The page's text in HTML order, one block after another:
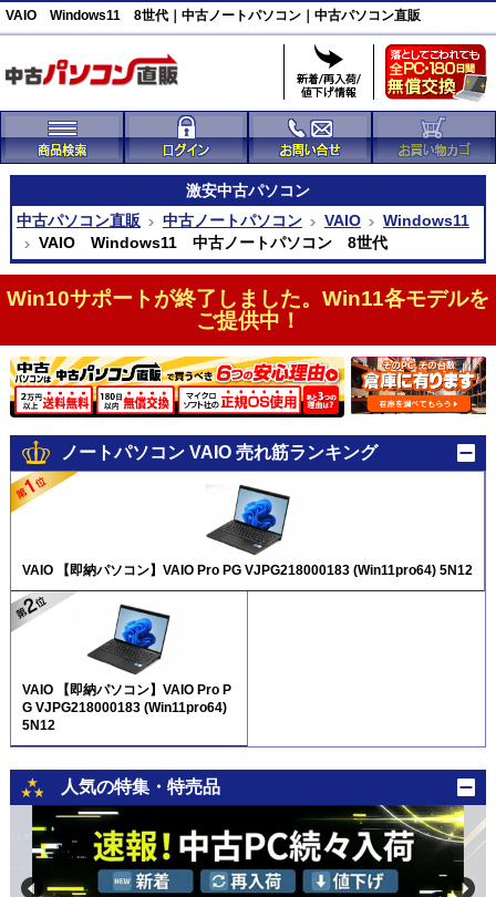
VAIO Windows11 8世代｜中古ノートパソコン｜中古パソコン直販
激安中古パソコン
中古パソコン直販
中古ノートパソコン VAIO
Windows11
VAIO Windows11 中古ノートパソコン 8世代
Win10サポートが終了しました。Win11各モデルを
ご提供中！
ノートパソコン VAIO 売れ筋ランキング
VAIO 【即納パソコン】VAIO Pro PG VJPG218000183 (Win11pro64) 5N12
VAIO 【即納パソコン】VAIO Pro P
G VJPG218000183 (Win11pro64)
5N12
人気の特集・特売品